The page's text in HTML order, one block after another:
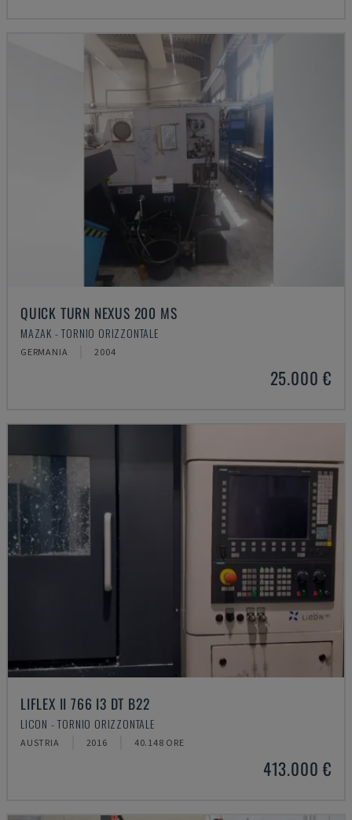
QUICK TURN NEXUS 200 MS
MAZAK - TORNIO ORIZZONTALE
GERMANIA 2004
25.000 €
LIFLEX II 766 I3 DT B22
LICON - TORNIO ORIZZONTALE
AUSTRIA 2016 40.148 ORE
413.000 €